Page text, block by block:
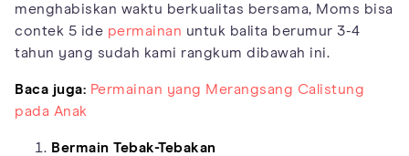
menghabiskan waktu berkualitas bersama, Moms bisa
contek 5 ide permainan untuk balita berumur 3-4
tahun yang sudah kami rangkum dibawah ini.
Baca juga: Permainan yang Merangsang Calistung
pada Anak
Bermain Tebak-Tebakan